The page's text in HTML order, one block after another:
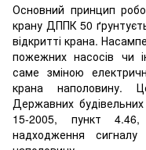
Основний принцип
крану ДППК 50
відкритті крана.
пожежних насосів чи
саме зміною
крана наполовину.
Державних
15-2005, пункт
надходження